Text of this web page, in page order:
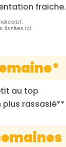
fraiche.
listées ici
au top
plus rassasié**